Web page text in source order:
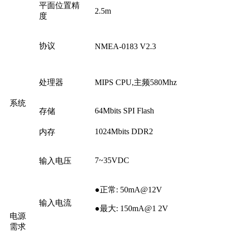
平面位置精
度
2.5m
协议 NMEA-0183 V2.3
系统
处理器 MIPS CPU,主频580Mhz
存储 64Mbits SPI Flash
内存 1024Mbits DDR2
电源
需求
输入电压 7~35VDC
输入电流
●正常: 50mA@12V
●最大: 150mA@1 2V